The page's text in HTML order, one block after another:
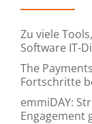
Zu viele
Software IT-
The
Fortschritte
emmiDAY:
Engagement